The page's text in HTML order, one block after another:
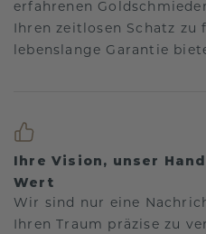
erfahrenen
Ihren zeitlosen Schatz zu
lebenslange Garantie
Ihre Vision, unser
Wert
Wir sind nur eine
Ihren Traum präzise zu